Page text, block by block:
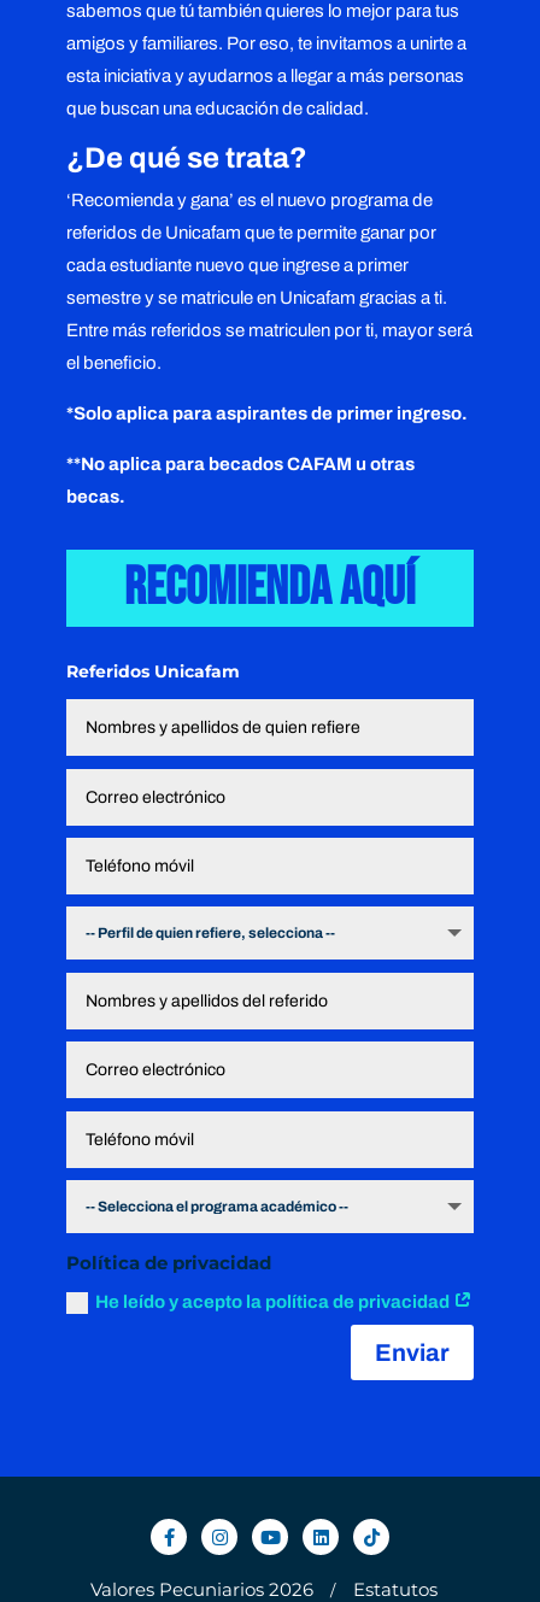
sabemos que tú también quieres lo mejor para tus
amigos y familiares. Por eso, te invitamos a unirte a
esta iniciativa y ayudarnos a llegar a más personas
que buscan una educación de calidad.
¿De qué se trata?
‘Recomienda y gana’ es el nuevo programa de
referidos de Unicafam que te permite ganar por
cada estudiante nuevo que ingrese a primer
semestre y se matricule en Unicafam gracias a ti.
Entre más referidos se matriculen por ti, mayor será
el beneficio.
*Solo aplica para aspirantes de primer ingreso.
**No aplica para becados CAFAM u otras
becas.
Recomienda aquí
Referidos Unicafam
Política de privacidad
He leído y acepto la política de privacidad
Enviar
Valores Pecuniarios 2026
Estatutos